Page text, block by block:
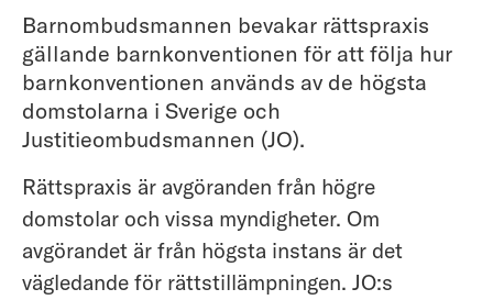
Barnombudsmannen bevakar rättspraxis
gällande barnkonventionen för att följa hur
barnkonventionen används av de högsta
domstolarna i Sverige och
Justitieombudsmannen (JO).
Rättspraxis är avgöranden från högre
domstolar och vissa myndigheter. Om
avgörandet är från högsta instans är det
vägledande för rättstillämpningen. JO:s